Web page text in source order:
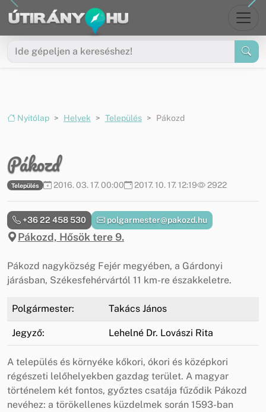
Ugrás a menüre
Ugrás a tartalomra
Nyitólap Helyek Település Pákozd
Pákozd
Település 2016. 03. 17. 00:00 2017. 10. 17. 12:19 2922
Pákozd, Hősök tere 9.
+36 22 458 530 polgarmester@pakozd.hu
Pákozd nagyközség Fejér megyében, a Gárdonyi
járásban, Székesfehérvártól 11 km-re északkeletre.
Polgármester: Takács János
Jegyző: Lehelné Dr. Lovászi Rita
A település és környéke kőkori, ókori és középkori
régészeti lelőhelyekben gazdag terület. A magyar
történelem két fontos, győztes csatája fűződik Pákozd
nevéhez: a törökellenes küzdelmek során 1593-ban